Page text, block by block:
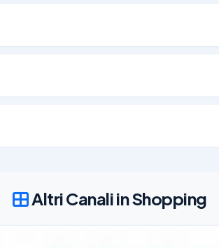
03/08/26 1.98K
Altri Canali in Shopping